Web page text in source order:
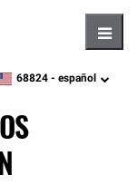
language
68824 - español